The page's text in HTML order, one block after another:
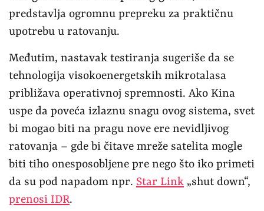
predstavlja ogromnu prepreku za praktičnu
upotrebu u ratovanju.
Međutim, nastavak testiranja sugeriše da se
tehnologija visokoenergetskih mikrotalasa
približava operativnoj spremnosti. Ako Kina
uspe da poveća izlaznu snagu ovog sistema, svet
bi mogao biti na pragu nove ere nevidljivog
ratovanja – gde bi čitave mreže satelita mogle
biti tiho onesposobljene pre nego što iko primeti
da su pod napadom npr. Star Link „shut down“,
prenosi IDR.